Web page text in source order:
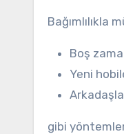
Bağımlılıkla
Boş
Yeni
gibi